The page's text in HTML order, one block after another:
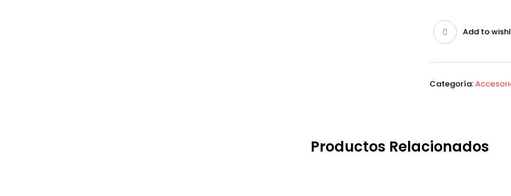
2
metros
tipo
original
Add to
Categoría:
Productos Relacionados